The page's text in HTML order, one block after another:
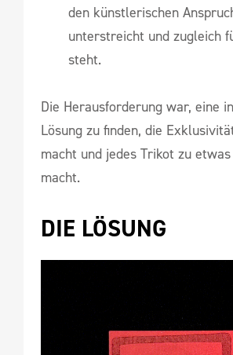
den künstlerischen
unterstreicht und zugleich
steht.
Die Herausforderung war, eine
Lösung zu finden, die
macht und jedes Trikot zu
macht.
DIE LÖSUNG